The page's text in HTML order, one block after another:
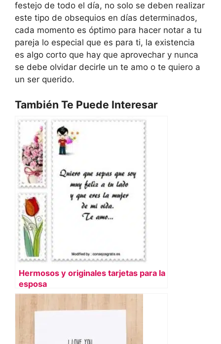
festejo de todo el día, no solo se deben realizar
este tipo de obsequios en días determinados,
cada momento es óptimo para hacer notar a tu
pareja lo especial que es para ti, la existencia
es algo corto que hay que aprovechar y nunca
se debe olvidar decirle un te amo o te quiero a
un ser querido.
También Te Puede Interesar
Hermosos y originales tarjetas para la
esposa